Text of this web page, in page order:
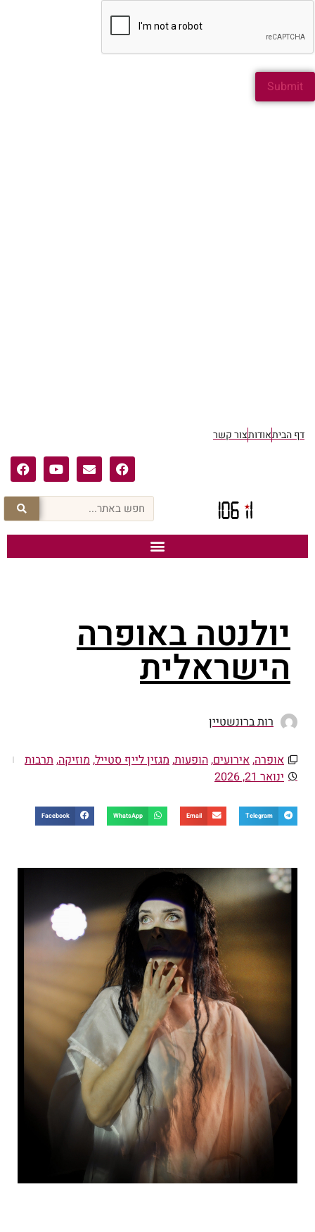
דף הביתאודותצור קשר
יולנטה באופרה
הישראלית
רות ברונשטיין
אופרה,אירועים,הופעות, מגזין לייף סטייל, מוזיקה, תרבות
ינואר 21, 2026
Telegram
Email
WhatsApp
Facebook